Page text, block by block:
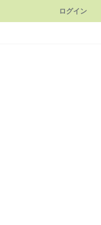
ログイン